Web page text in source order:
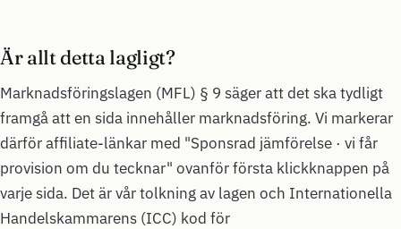
Är allt detta lagligt?
Marknadsföringslagen (MFL) § 9 säger att det ska tydligt
framgå att en sida innehåller marknadsföring. Vi markerar
därför affiliate-länkar med "Sponsrad jämförelse · vi får
provision om du tecknar" ovanför första klickknappen på
varje sida. Det är vår tolkning av lagen och Internationella
Handelskammarens (ICC) kod för